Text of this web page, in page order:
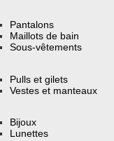
Pantalons
Maillots de bain
Sous-vêtements
Pulls et gilets
Vestes et manteaux
Bijoux
Lunettes